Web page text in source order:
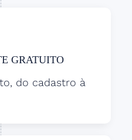
GRATUITO
do cadastro à